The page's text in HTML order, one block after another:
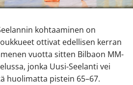
kohtaaminen on
ottivat edellisen kerran
vuotta sitten Bilbaon MM-
jonka Uusi-Seelanti vei
huolimatta pistein 65–67.